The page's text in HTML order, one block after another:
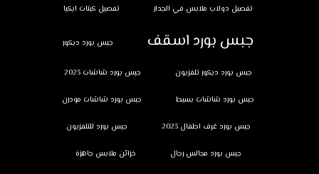
تفصيل دولاب ملابس في الجدار تفصيل كبتات ايكيا
جبس بورد اسقف جبس بورد ديكور
جبس بورد ديكور تلفزيون جبس بورد شاشات 2023
جبس بورد شاشات بسيط جبس بورد شاشات مودرن
جبس بورد غرف اطفال 2023 جبس بورد للتلفزيون
جبس بورد مجالس رجال خزائن ملابس جاهزة